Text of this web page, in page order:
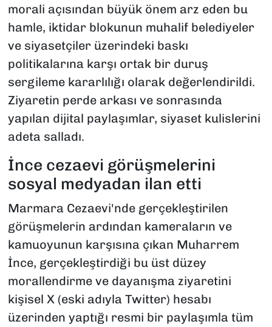
morali açısından büyük önem arz eden bu
hamle, iktidar blokunun muhalif belediyeler
ve siyasetçiler üzerindeki baskı
politikalarına karşı ortak bir duruş
sergileme kararlılığı olarak değerlendirildi.
Ziyaretin perde arkası ve sonrasında
yapılan dijital paylaşımlar, siyaset kulislerini
adeta salladı.
İnce cezaevi görüşmelerini
sosyal medyadan ilan etti
Marmara Cezaevi'nde gerçekleştirilen
görüşmelerin ardından kameraların ve
kamuoyunun karşısına çıkan Muharrem
İnce, gerçekleştirdiği bu üst düzey
morallendirme ve dayanışma ziyaretini
kişisel X (eski adıyla Twitter) hesabı
üzerinden yaptığı resmi bir paylaşımla tüm